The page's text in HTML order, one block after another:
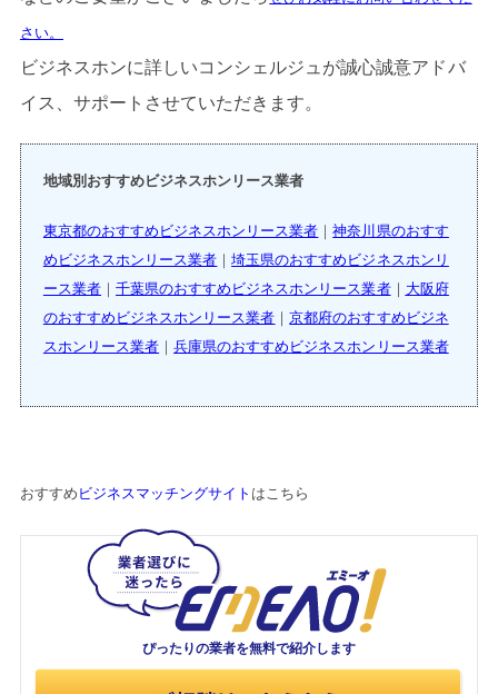
さい。
ビジネスホンに詳しいコンシェルジュが誠心誠意アドバ
イス、サポートさせていただきます。
地域別おすすめビジネスホンリース業者
東京都のおすすめビジネスホンリース業者 ｜神奈川県のおすす
めビジネスホンリース業者 ｜埼玉県のおすすめビジネスホンリ
ース業者 ｜千葉県のおすすめビジネスホンリース業者｜ 大阪府
のおすすめビジネスホンリース業者 ｜京都府のおすすめビジネ
スホンリース業者 ｜兵庫県のおすすめビジネスホンリース業者
おすすめ ビジネスマッチングサイト はこちら
ぴったりの業者を無料で紹介します